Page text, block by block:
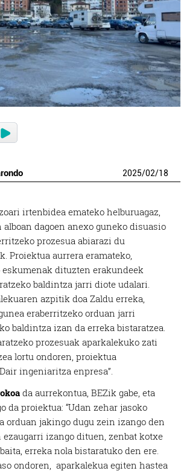
2025/02/18
irtenbidea emateko helburuagaz,
alboan dagoen anexo guneko disuasio
prozesua abiarazi du
Proiektua aurrera eramateko,
dituzten erakundeek
baldintza jarri diote udalari.
azpitik doa Zaldu erreka,
eraberritzeko orduan jarri
baldintza izan da erreka bistaratzea.
prozesuak aparkalekuko zati
lortu ondoren, proiektua
ingeniaritza enpresa”.
da aurrekontua, BEZik gabe, eta
da proiektua: “Udan zehar jasoko
orduan jakingo dugu zein izango den
ezaugarri izango dituen, zenbat kotxe
erreka nola bistaratuko den ere.
ondoren, aparkalekua egiten hastea